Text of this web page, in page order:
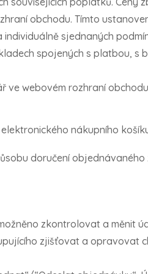
obchodu. Tímto
sjednaných
spojených s platbou, s
ve webovém rozhraní
nákupního
doručení objednávaného
zkontrolovat a měnit
zjišťovat a opravovat